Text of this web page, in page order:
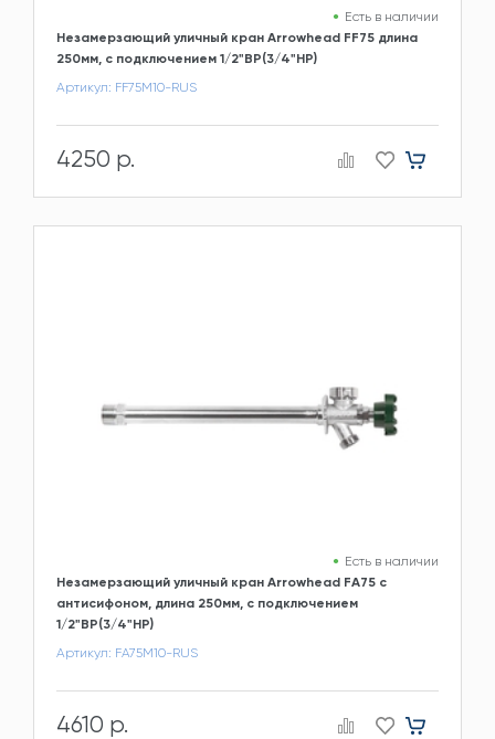
Есть в наличии
Незамерзающий уличный кран Arrowhead FF75 длина
250мм, c подключением 1/2"ВР(3/4"НР)
Артикул: FF75M10-RUS
4250 р.
Есть в наличии
Незамерзающий уличный кран Arrowhead FA75 с
антисифоном, длина 250мм, c подключением
1/2"ВР(3/4"НР)
Артикул: FA75M10-RUS
4610 р.